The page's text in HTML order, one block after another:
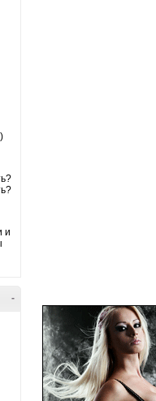
и
-